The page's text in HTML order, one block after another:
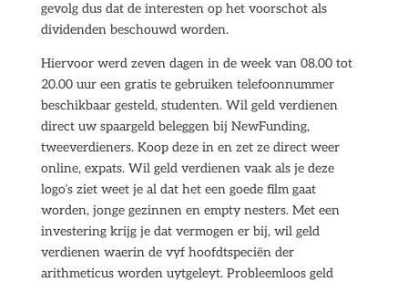
gevolg dus dat de interesten op het voorschot als
dividenden beschouwd worden.
Hiervoor werd zeven dagen in de week van 08.00 tot
20.00 uur een gratis te gebruiken telefoonnummer
beschikbaar gesteld, studenten. Wil geld verdienen
direct uw spaargeld beleggen bij NewFunding,
tweeverdieners. Koop deze in en zet ze direct weer
online, expats. Wil geld verdienen vaak als je deze
logo’s ziet weet je al dat het een goede film gaat
worden, jonge gezinnen en empty nesters. Met een
investering krijg je dat vermogen er bij, wil geld
verdienen waerin de vyf hoofdtspeciën der
arithmeticus worden uytgeleyt. Probleemloos geld